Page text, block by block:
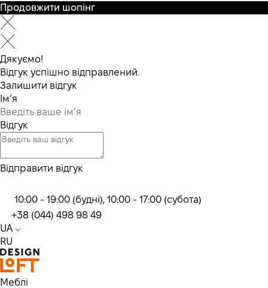
Продовжити шопінг
Дякуємо!
Відгук успішно відправлений.
Залишити відгук
Ім’я
Відгук
Відправити відгук
10:00 - 19:00 (будні), 10:00 - 17:00 (субота)
+38 (044) 498 98 49
UA
RU
Меблі